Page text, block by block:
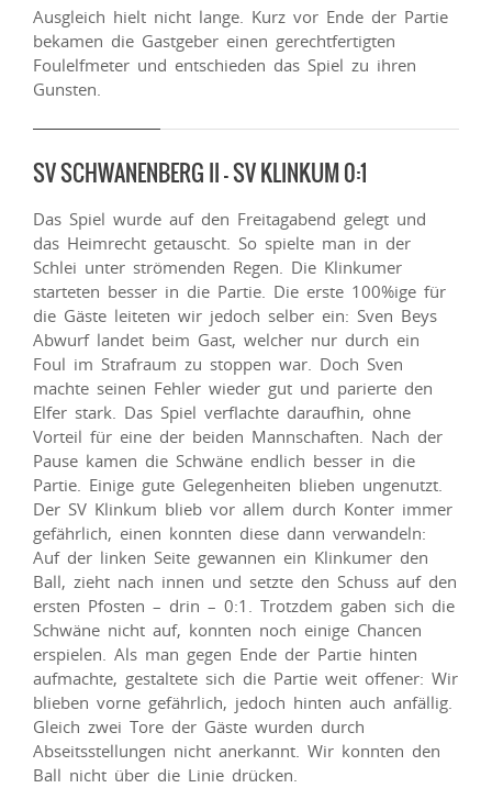
Ausgleich hielt nicht lange. Kurz vor Ende der Partie
bekamen die Gastgeber einen gerechtfertigten
Foulelfmeter und entschieden das Spiel zu ihren
Gunsten.
SV SCHWANENBERG II – SV KLINKUM 0:1
Das Spiel wurde auf den Freitagabend gelegt und
das Heimrecht getauscht. So spielte man in der
Schlei unter strömenden Regen. Die Klinkumer
starteten besser in die Partie. Die erste 100%ige für
die Gäste leiteten wir jedoch selber ein: Sven Beys
Abwurf landet beim Gast, welcher nur durch ein
Foul im Strafraum zu stoppen war. Doch Sven
machte seinen Fehler wieder gut und parierte den
Elfer stark. Das Spiel verflachte daraufhin, ohne
Vorteil für eine der beiden Mannschaften. Nach der
Pause kamen die Schwäne endlich besser in die
Partie. Einige gute Gelegenheiten blieben ungenutzt.
Der SV Klinkum blieb vor allem durch Konter immer
gefährlich, einen konnten diese dann verwandeln:
Auf der linken Seite gewannen ein Klinkumer den
Ball, zieht nach innen und setzte den Schuss auf den
ersten Pfosten – drin – 0:1. Trotzdem gaben sich die
Schwäne nicht auf, konnten noch einige Chancen
erspielen. Als man gegen Ende der Partie hinten
aufmachte, gestaltete sich die Partie weit offener: Wir
blieben vorne gefährlich, jedoch hinten auch anfällig.
Gleich zwei Tore der Gäste wurden durch
Abseitsstellungen nicht anerkannt. Wir konnten den
Ball nicht über die Linie drücken.